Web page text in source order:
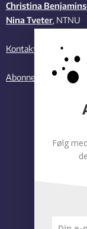
Christina
Nina Tveter, NTNU
Kontakt oss
Abonner på vårt
Følg